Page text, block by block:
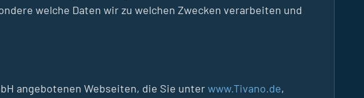
welche Daten wir zu welchen Zwecken verarbeiten und
angebotenen Webseiten, die Sie unterwww.Tivano.de,